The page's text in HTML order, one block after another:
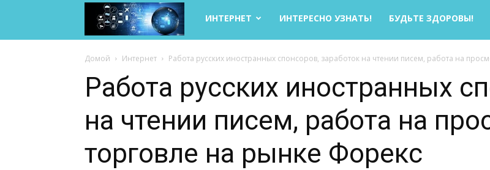
Life
Internet
ИНТЕРНЕТ ИНТЕРЕСНО УЗНАТЬ! БУДЬТЕ ЗДОРОВЫ!
Домой Интернет Работа русских иностранных спонсоров, заработок на чтении писем, работа на
Работа русских иностранных
на чтении писем, работа на
торговле на рынке Форекс